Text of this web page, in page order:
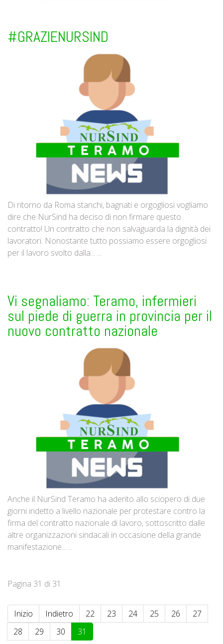
#GRAZIENURSIND
Di ritorno da Roma stanchi, bagnati e orgogliosi vogliamo
dire che NurSind ha deciso di non firmare questo
contratto! Un contratto che non salvaguarda la dignità dei
lavoratori. Nonostante tutto possiamo essere orgogliosi
per il lavoro svolto dalla... ...
Vi segnaliamo: Teramo, infermieri
sul piede di guerra in provincia per il
nuovo contratto nazionale
Anche il NurSind Teramo ha aderito allo sciopero di due
giorni indetto a livello nazionale per protestare contro la
firma del contratto nazionale di lavoro, sottoscritto dalle
altre organizzazioni sindacali in occasione della grande
manifestazione... ...
Pagina 31 di 31
Inizio Indietro 22 23 24 25 26
27
28
29 30 31